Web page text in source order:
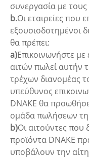
συνεργασία με τους
b.Οι εταιρείες που
εξουσιοδοτημένοι
θα πρέπει:
a)Επικοινωνήστε
αιτών πωλεί αυτήν
τρέχων διανομέας
υπεύθυνος
DNAKE θα
ομάδα πωλήσεων
b)Οι αιτούντες που
προϊόντα DNAKE
υποβάλουν την